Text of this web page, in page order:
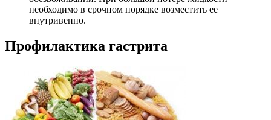
необходимо в срочном порядке возместить ее
внутривенно.
Профилактика гастрита